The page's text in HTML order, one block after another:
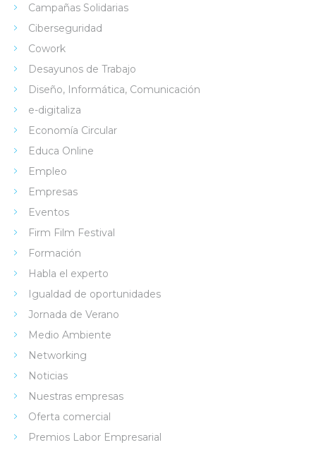
Campañas Solidarias
Ciberseguridad
Cowork
Desayunos de Trabajo
Diseño, Informática, Comunicación
e-digitaliza
Economía Circular
Educa Online
Empleo
Empresas
Eventos
Firm Film Festival
Formación
Habla el experto
Igualdad de oportunidades
Jornada de Verano
Medio Ambiente
Networking
Noticias
Nuestras empresas
Oferta comercial
Premios Labor Empresarial